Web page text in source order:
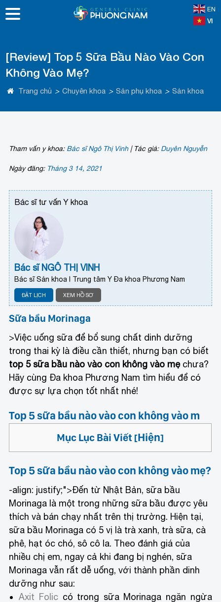
EN
VI
[Review] Top 5 Sữa Bầu Nào Vào Con
Không Vào Mẹ?
Trang chủ > Chuyên khoa > Sản phụ khoa > Sản khoa
Tham vấn y khoa: Bác sĩ Ngô Thị Vinh |Tác giả: Duyên Nguyễn
Ngày đăng: Tháng 3 14, 2021
Bác sĩ tư vấn Y khoa
Bác sĩ NGÔ THỊ VINH
Bác sĩ Sản khoa I Trung tâm Y Đa khoa Phương Nam
ĐẶT LỊCH XEM HỒ SƠ
Sữa bầu Morinaga
>Việc uống sữa để bổ sung chất dinh dưỡng
trong thai kỳ là điều cần thiết, nhưng bạn có biết
top 5 sữa bầu nào vào con không vào mẹchưa?
Hãy cùng Đa khoa Phương Nam tìm hiểu để có
được sự lựa chọn tốt nhất nhé!
Top 5 sữa bầu nào vào con không vào m
Mục Lục Bài Viết [Hiện]
Top 5 sữa bầu nào vào con không vào mẹ?
-align: justify;">Đến từ Nhật Bản, sữa bầu
Morinaga là một trong những sữa bầu được yêu
thích và bán chạy nhất trên thị trường. Hiện tại,
sữa bầu Morinaga có 5 vị là trà xanh, trà sữa, cà
phê, hạt óc chó, sô cô la. Theo đánh giá của
nhiều chị em, ngay cả khi đang bị nghén, sữa
Morinaga vẫn rất dễ uống, với thành phần dinh
dưỡng như sau:
Axit Foliccó trong sữa Morinaga ngăn ngừa